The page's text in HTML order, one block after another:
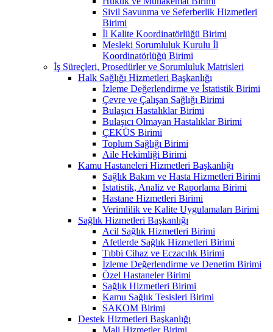
Sivil Savunma ve Seferberlik Hizmetleri
Birimi
İl Kalite Koordinatörlüğü Birimi
Mesleki Sorumluluk Kurulu İl
Koordinatörlüğü Birimi
İş Süreçleri, Prosedürler ve Sorumluluk Matrisleri
Halk Sağlığı Hizmetleri Başkanlığı
İzleme Değerlendirme ve İstatistik Birimi
Çevre ve Çalışan Sağlığı Birimi
Bulaşıcı Hastalıklar Birimi
Bulaşıcı Olmayan Hastalıklar Birimi
ÇEKÜS Birimi
Toplum Sağlığı Birimi
Aile Hekimliği Birimi
Kamu Hastaneleri Hizmetleri Başkanlığı
Sağlık Bakım ve Hasta Hizmetleri Birimi
İstatistik, Analiz ve Raporlama Birimi
Hastane Hizmetleri Birimi
Verimlilik ve Kalite Uygulamaları Birimi
Sağlık Hizmetleri Başkanlığı
Acil Sağlık Hizmetleri Birimi
Afetlerde Sağlık Hizmetleri Birimi
Tıbbi Cihaz ve Eczacılık Birimi
İzleme Değerlendirme ve Denetim Birimi
Özel Hastaneler Birimi
Sağlık Hizmetleri Birimi
Kamu Sağlık Tesisleri Birimi
SAKOM Birimi
Destek Hizmetleri Başkanlığı
Mali Hizmetler Birimi